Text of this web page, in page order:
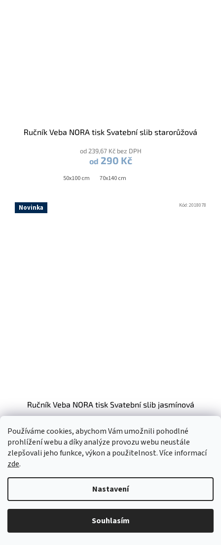
Používáme cookies, abychom Vám umožnili pohodlné
prohlížení webu a díky analýze provozu webu neustále
zlepšovali jeho funkce, výkon a použitelnost. Více informací
zde.
Nastavení
Souhlasím
Ručník Veba NORA tisk Svatební slib starorůžová
od 239,67 Kč bez DPH
od 290 Kč
50x100 cm 70x140 cm
Novinka
Ručník Veba NORA tisk Svatební slib jasmínová
550 Kč
70x140 cm
Kód:2018078
Novinka Kód:2018071